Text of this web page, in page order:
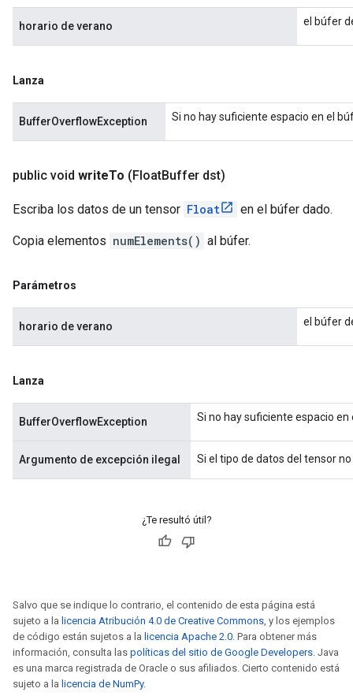
horario de verano el búfer
Lanza
BufferOverflowException Si no hay suficiente espacio en el
public void writeTo (FloatBuffer dst)
Escriba los datos de un tensor Float en el búfer dado.
Copia elementos numElements() al búfer.
Parámetros
horario de verano el búfer
Lanza
BufferOverflowException Si no hay suficiente espacio
Argumento de excepción ilegal Si el tipo de datos del tensor
¿Te resultó útil?
Salvo que se indique lo contrario, el contenido de esta página está
sujeto a la licencia Atribución 4.0 de Creative Commons, y los ejemplos
de código están sujetos a la licencia Apache 2.0. Para obtener más
información, consulta las políticas del sitio de Google Developers. Java
es una marca registrada de Oracle o sus afiliados. Cierto contenido está
sujeto a la licencia de NumPy.